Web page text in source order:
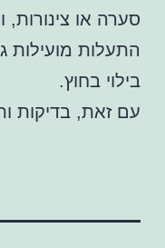
סערה או צינורות,
התעלות מועילות
בילוי בחוץ.
עם זאת, בדיקות